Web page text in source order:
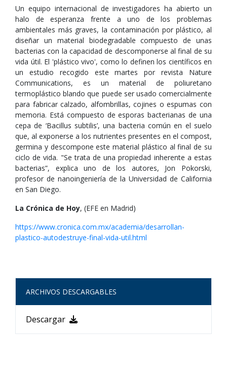
Un equipo internacional de investigadores ha abierto un
halo de esperanza frente a uno de los problemas
ambientales más graves, la contaminación por plástico, al
diseñar un material biodegradable compuesto de unas
bacterias con la capacidad de descomponerse al final de su
vida útil. El 'plástico vivo', como lo definen los científicos en
un estudio recogido este martes por revista Nature
Communications, es un material de poliuretano
termoplástico blando que puede ser usado comercialmente
para fabricar calzado, alfombrillas, cojines o espumas con
memoria. Está compuesto de esporas bacterianas de una
cepa de ‘Bacillus subtilis’, una bacteria común en el suelo
que, al exponerse a los nutrientes presentes en el compost,
germina y descompone este material plástico al final de su
ciclo de vida. "Se trata de una propiedad inherente a estas
bacterias”, explica uno de los autores, Jon Pokorski,
profesor de nanoingeniería de la Universidad de California
en San Diego.
La Crónica de Hoy, (EFE en Madrid)
https://www.cronica.com.mx/academia/desarrollan-
plastico-autodestruye-final-vida-util.html
ARCHIVOS DESCARGABLES
Descargar